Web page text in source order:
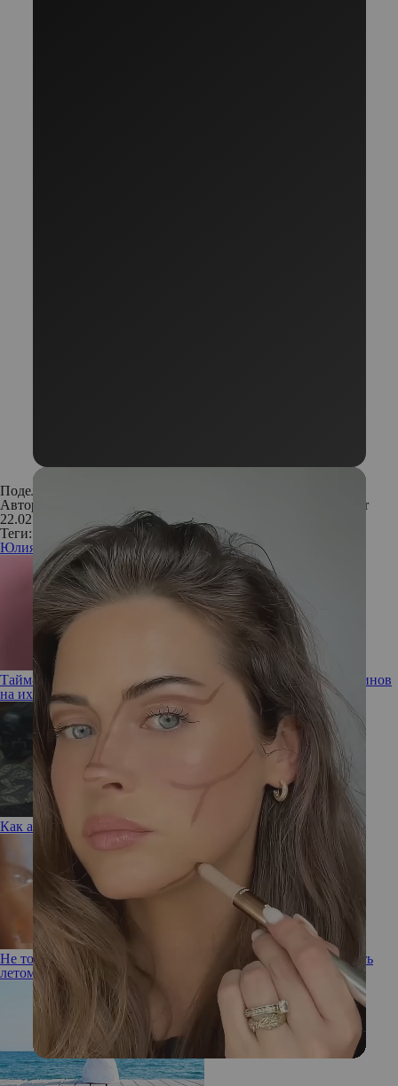
Поделиться:
Автор:
Катерина Фадеева. Фото: Jonathan Black Photographer
22.02.2017
Теги:
Юлия Барановскаятелеведущаяинтервьюзвезда
Тайм-менеджмент для БАД: влияет ли время приема витаминов
на их усвояемость?
Как актуально стилизовать тренчкот в 2025 году?
Не только соль: 8 продуктов, которые заставляют нас отекать
летом